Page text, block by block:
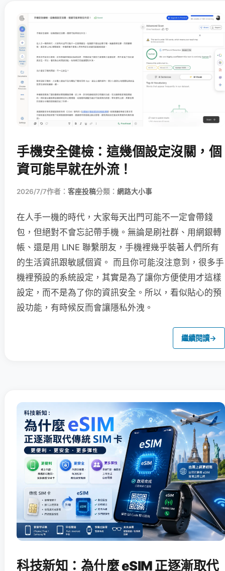
手機安全健檢：這幾個設定沒關，個
資可能早就在外流！
2026/7/7作者： 客座投稿分類： 網路大小事
在人手一機的時代，大家每天出門可能不一定會帶錢
包，但絕對不會忘記帶手機。無論是刷社群、用網銀轉
帳、還是用 LINE 聯繫朋友，手機裡幾乎裝著人們所有
的生活資訊跟敏感個資。 而且你可能沒注意到，很多手
機裡預設的系統設定，其實是為了讓你方便使用才這樣
設定，而不是為了你的資訊安全。所以，看似貼心的預
設功能，有時候反而會讓隱私外洩。
繼續閱讀→
科技新知：為什麼 eSIM 正逐漸取代